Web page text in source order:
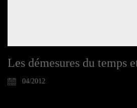
Les démesures du temps
04/2012